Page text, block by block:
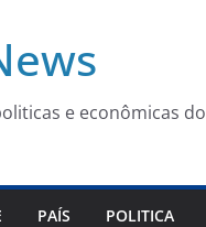
e econômicas do
PAÍS POLITICA